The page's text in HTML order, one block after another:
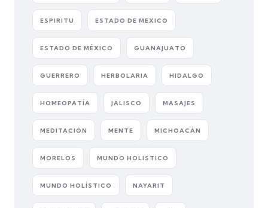
ESPIRITU ESTADO DE MEXICO
ESTADO DE MÉXICO GUANAJUATO
GUERRERO HERBOLARIA HIDALGO
HOMEOPATÍA JALISCO MASAJES
MEDITACIÓN MENTE MICHOACÁN
MORELOS MUNDO HOLISTICO
MUNDO HOLÍSTICO NAYARIT